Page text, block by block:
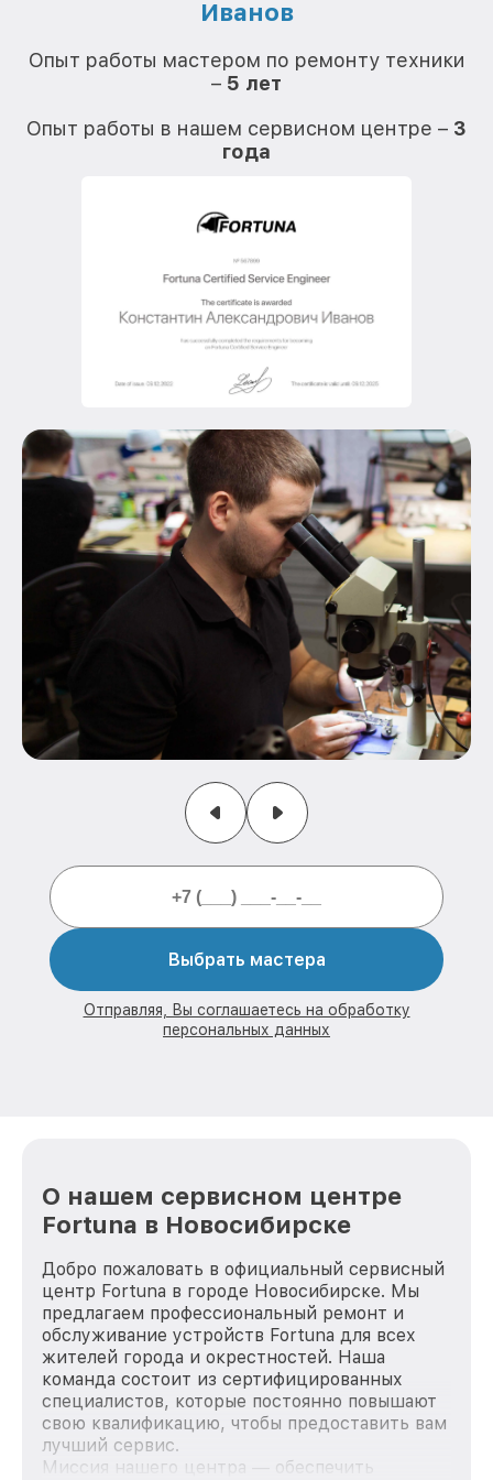
Иванов
Опыт работы мастером по ремонту техники
– 5 лет
Опыт работы в нашем сервисном центре – 3
года
Выбрать мастера
Отправляя, Вы соглашаетесь на обработку
персональных данных
О нашем сервисном центре
Fortuna в Новосибирске
Добро пожаловать в официальный сервисный
центр Fortuna в городе Новосибирске. Мы
предлагаем профессиональный ремонт и
обслуживание устройств Fortuna для всех
жителей города и окрестностей. Наша
команда состоит из сертифицированных
специалистов, которые постоянно повышают
свою квалификацию, чтобы предоставить вам
лучший сервис.
Миссия нашего центра — обеспечить